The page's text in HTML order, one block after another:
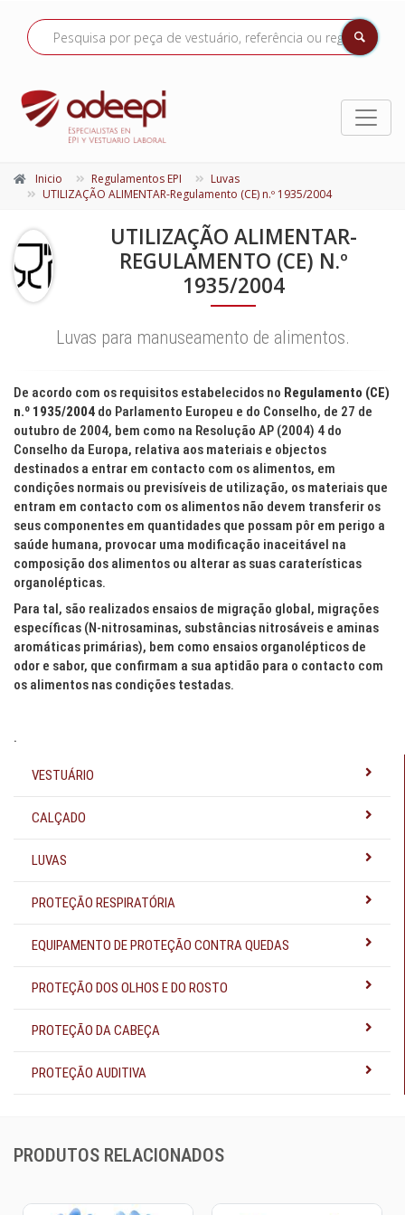
Inicio Regulamentos EPI
Luvas
UTILIZAÇÃO ALIMENTAR-Regulamento (CE) n.º 1935/2004
VESTUÁRIO
CALÇADO
LUVAS
PROTEÇÃO RESPIRATÓRIA
EQUIPAMENTO DE PROTEÇÃO CONTRA QUEDAS
PROTEÇÃO DOS OLHOS E DO ROSTO
PROTEÇÃO DA CABEÇA
PROTEÇÃO AUDITIVA
UTILIZAÇÃO ALIMENTAR-
REGULAMENTO (CE) N.º
1935/2004
Luvas para manuseamento de alimentos.
De acordo com os requisitos estabelecidos no Regulamento (CE)
n.º 1935/2004 do Parlamento Europeu e do Conselho, de 27 de
outubro de 2004, bem como na Resolução AP (2004) 4 do
Conselho da Europa, relativa aos materiais e objectos
destinados a entrar em contacto com os alimentos, em
condições normais ou previsíveis de utilização, os materiais que
entram em contacto com os alimentos não devem transferir os
seus componentes em quantidades que possam pôr em perigo a
saúde humana, provocar uma modificação inaceitável na
composição dos alimentos ou alterar as suas caraterísticas
organolépticas.
Para tal, são realizados ensaios de migração global, migrações
específicas (N-nitrosaminas, substâncias nitrosáveis e aminas
aromáticas primárias), bem como ensaios organolépticos de
odor e sabor, que confirmam a sua aptidão para o contacto com
os alimentos nas condições testadas.
.
PRODUTOS RELACIONADOS